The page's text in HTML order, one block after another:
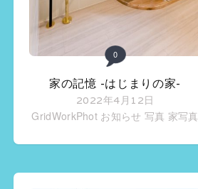
0
家の記憶 -はじまりの家-
2022年4月12日
GridWorkPhot お知らせ 写真 家写真